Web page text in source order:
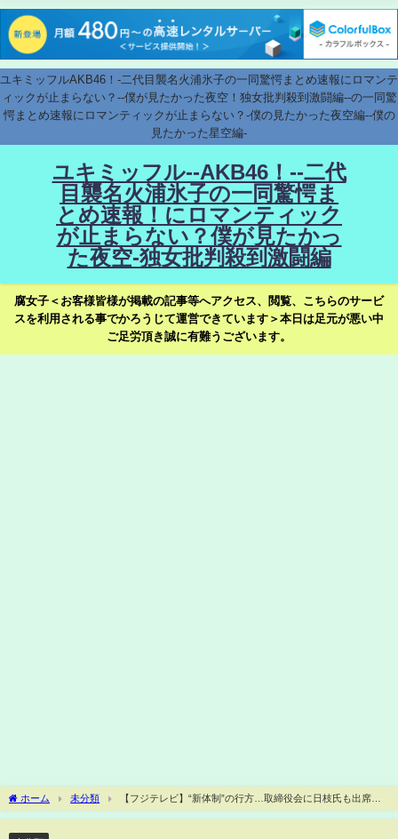
ユキミッフルAKB46！-二代目襲名火浦氷子の一同驚愕まとめ速報にロマンテ
ィックが止まらない？--僕が見たかった夜空！独女批判殺到激闘編--の一同驚
愕まとめ速報にロマンティックが止まらない？-僕の見たかった夜空編--僕の
見たかった星空編-
ユキミッフル--AKB46！--二代
目襲名火浦氷子の一同驚愕ま
とめ速報！にロマンティック
が止まらない？僕が見たかっ
た夜空-独女批判殺到激闘編
腐女子＜お客様皆様が掲載の記事等へアクセス、閲覧、こちらのサービ
スを利用される事でかろうじて運営できています＞本日は足元が悪い中
ご足労頂き誠に有難うございます。
ホーム 未分類
【フジテレビ】“新体制”の行方…取締役会に日枝氏も出席で
何を『バンキシャ！』